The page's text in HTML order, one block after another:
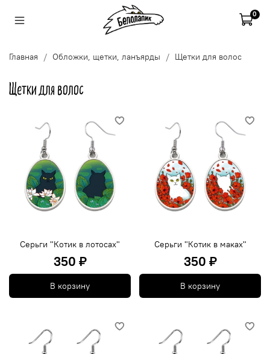
0
Главная Обложки, щетки, ланъярды Щетки для волос
Щетки для волос
Серьги "Котик в лотосах"
350 ₽
В корзину
Серьги "Котик в маках"
350 ₽
В корзину